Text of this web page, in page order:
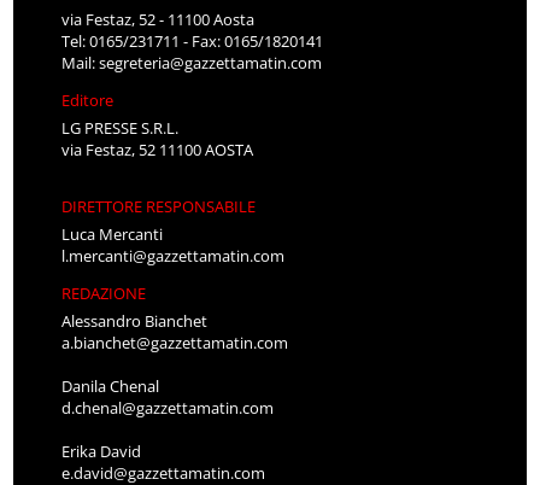
via Festaz, 52 - 11100 Aosta
Tel: 0165/231711 - Fax: 0165/1820141
Mail:segreteria@gazzettamatin.com
Editore
LG PRESSE S.R.L.
via Festaz, 52 11100 AOSTA
DIRETTORE RESPONSABILE
Luca Mercanti
l.mercanti@gazzettamatin.com
REDAZIONE
Alessandro Bianchet
a.bianchet@gazzettamatin.com
Danila Chenal
d.chenal@gazzettamatin.com
Erika David
e.david@gazzettamatin.com